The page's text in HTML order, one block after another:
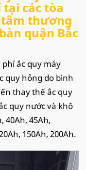
các tòa
thương
quận Bắc
ắc quy máy
quy hỏng do bình
thay thế ắc quy
quy nước và khô
40Ah, 45Ah,
150Ah, 200Ah.